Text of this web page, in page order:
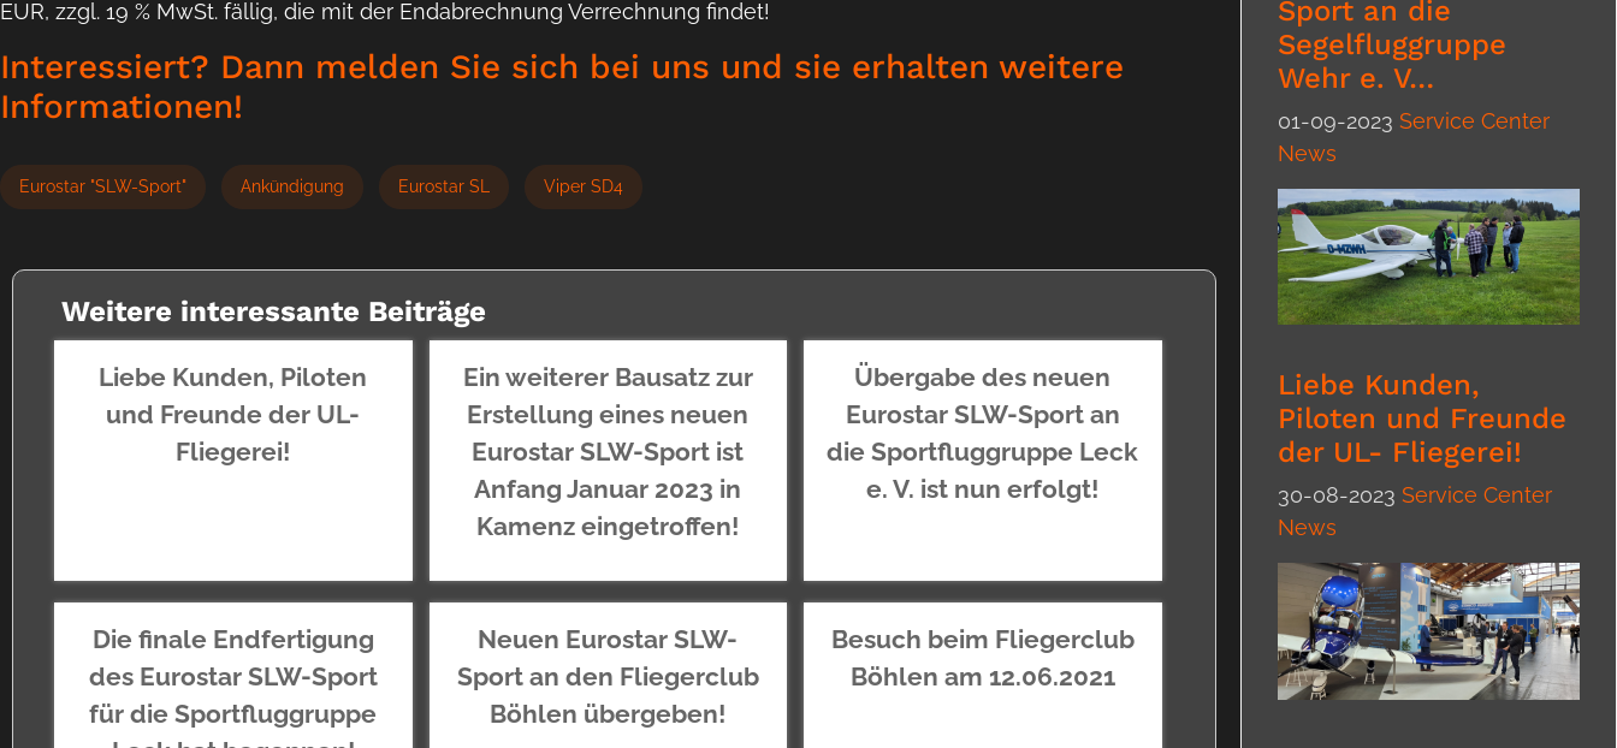
EUR, zzgl. 19 % MwSt. fällig, die mit der Endabrechnung Verrechnung findet!
Interessiert? Dann melden Sie sich bei uns und sie erhalten weitere
Informationen!
Eurostar "SLW-Sport" Ankündigung Eurostar SL Viper SD4
Weitere interessante Beiträge
Liebe Kunden, Piloten
und Freunde der UL-
Fliegerei!
Ein weiterer Bausatz zur
Erstellung eines neuen
Eurostar SLW-Sport ist
Anfang Januar 2023 in
Kamenz eingetroffen!
Übergabe des neuen
Eurostar SLW-Sport an
die Sportfluggruppe Leck
e. V. ist nun erfolgt!
Die finale Endfertigung
des Eurostar SLW-Sport
für die Sportfluggruppe
Neuen Eurostar SLW-
Sport an den Fliegerclub
Böhlen übergeben!
Besuch beim Fliegerclub
Böhlen am 12.06.2021
Sport an die
Segelfluggruppe
Wehr e. V…
01-09-2023 Service Center
News
Liebe Kunden,
Piloten und Freunde
der UL- Fliegerei!
30-08-2023 Service Center
News